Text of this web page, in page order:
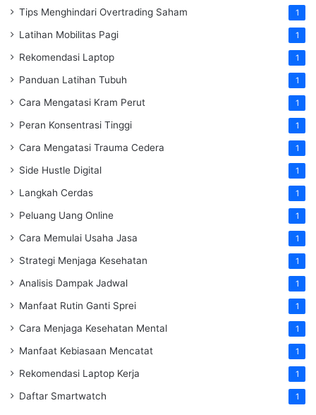
Tips Menghindari Overtrading Saham 1
Latihan Mobilitas Pagi 1
Rekomendasi Laptop 1
Panduan Latihan Tubuh 1
Cara Mengatasi Kram Perut 1
Peran Konsentrasi Tinggi 1
Cara Mengatasi Trauma Cedera 1
Side Hustle Digital 1
Langkah Cerdas 1
Peluang Uang Online 1
Cara Memulai Usaha Jasa 1
Strategi Menjaga Kesehatan 1
Analisis Dampak Jadwal 1
Manfaat Rutin Ganti Sprei 1
Cara Menjaga Kesehatan Mental 1
Manfaat Kebiasaan Mencatat 1
Rekomendasi Laptop Kerja 1
Daftar Smartwatch 1